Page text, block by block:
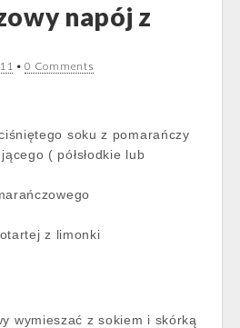
napój z
•0 Comments
soku z pomarańczy
( półsłodkie lub
z limonki
wymieszać z sokiem i skórką